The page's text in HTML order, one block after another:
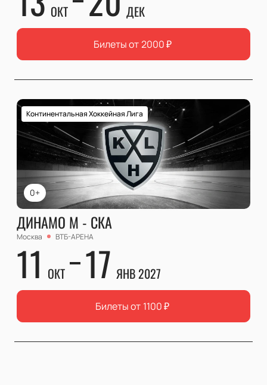
ОКТ ДЕК
Билеты от 2000₽
0+
Континентальная Хоккейная Лига
ДИНАМО М - СКА
Москва ВТБ-АРЕНА
11 ОКТ 17 ЯНВ 2027
Билеты от 1100₽